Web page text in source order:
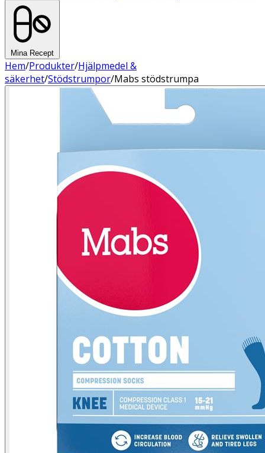
Mina Recept
Hem/Produkter/Hjälpmedel &
säkerhet/Stödstrumpor/Mabs stödstrumpa